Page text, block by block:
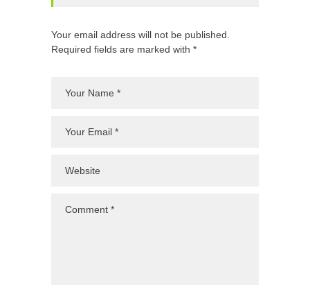
Your email address will not be published.
Required fields are marked with *